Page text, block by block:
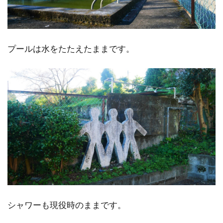
プールは水をたたえたままです。
シャワーも現役時のままです。